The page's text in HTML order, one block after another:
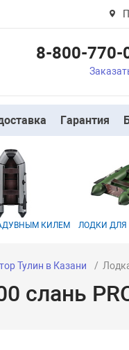
8-800-770-
Гарантия
КИЛЕМ ЛОДКИ ДЛЯ
Тулин в Казани
слань